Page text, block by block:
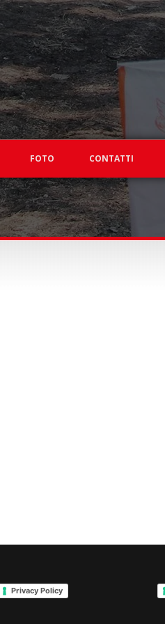
FOTO CONTATTI
Privacy Policy